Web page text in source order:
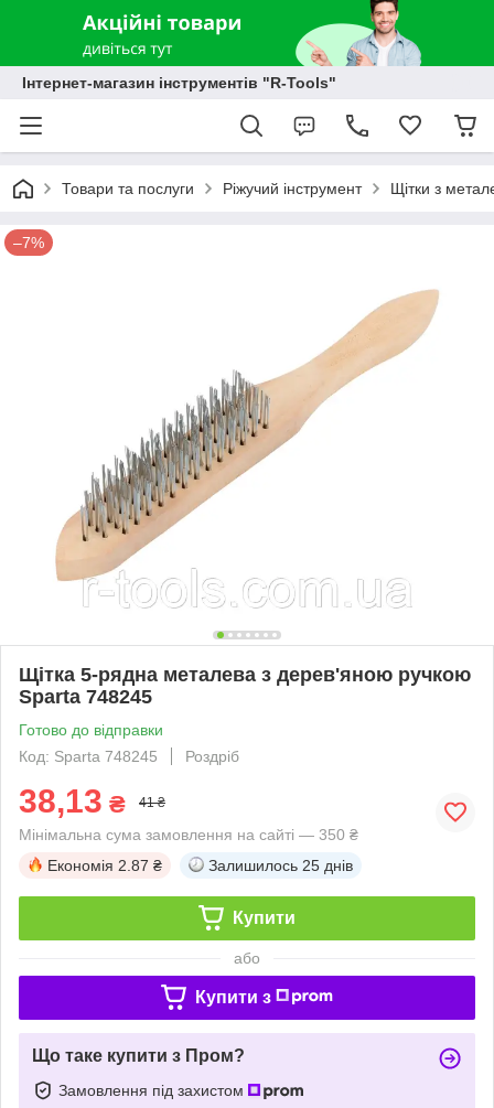
Інтернет-магазин інструментів "R-Tools"
Товари та послуги Ріжучий інструмент Щітки з
–7%
Щітка 5-рядна металева з дерев'яною ручкою
Sparta 748245
Готово до відправки
Код: Sparta 748245
Роздріб
38,13 ₴ 41 ₴
Мінімальна сума замовлення на сайті — 350 ₴
Економія 2.87 ₴ Залишилось 25 днів
Купити
або
Купити з
Що таке купити з Пром?
Замовлення під захистом